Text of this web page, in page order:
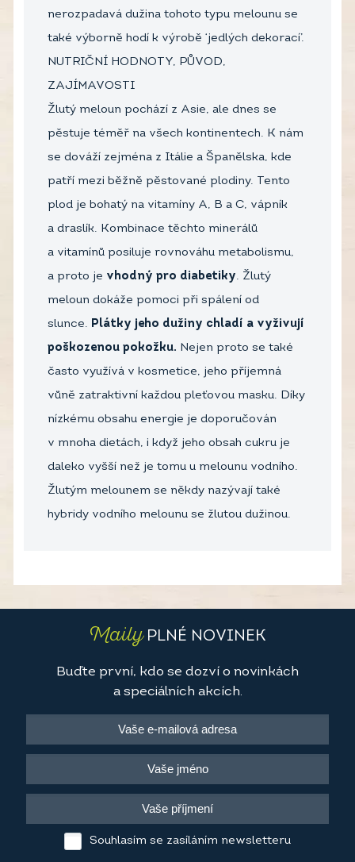
nerozpadavá dužina tohoto typu melounu se
také výborně hodí k výrobě ‘jedlých dekorací’.
NUTRIČNÍ HODNOTY, PŮVOD,
ZAJÍMAVOSTI
Žlutý meloun pochází z Asie, ale dnes se
pěstuje téměř na všech kontinentech. K nám
se dováží zejména z Itálie a Španělska, kde
patří mezi běžně pěstované plodiny. Tento
plod je bohatý na vitamíny A, B a C, vápník
a draslík. Kombinace těchto minerálů
a vitamínů posiluje rovnováhu metabolismu,
a proto je vhodný pro diabetiky. Žlutý
meloun dokáže pomoci při spálení od
slunce. Plátky jeho dužiny chladí a vyživují
poškozenou pokožku. Nejen proto se také
často využívá v kosmetice, jeho příjemná
vůně zatraktivní každou pleťovou masku. Díky
nízkému obsahu energie je doporučován
v mnoha dietách, i když jeho obsah cukru je
daleko vyšší než je tomu u melounu vodního.
Žlutým melounem se někdy nazývají také
hybridy vodního melounu se žlutou dužinou.
MailyPLNÉ NOVINEK
Buďte první, kdo se dozví o novinkách
a speciálních akcích.
Souhlasím se zasíláním newsletteru